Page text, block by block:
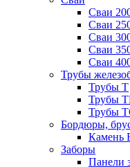
Сваи
Сваи
Сваи
Сваи
Сваи
Трубы
Трубы Т
Трубы
Трубы
Бордюры,
Камень
Заборы
Панели